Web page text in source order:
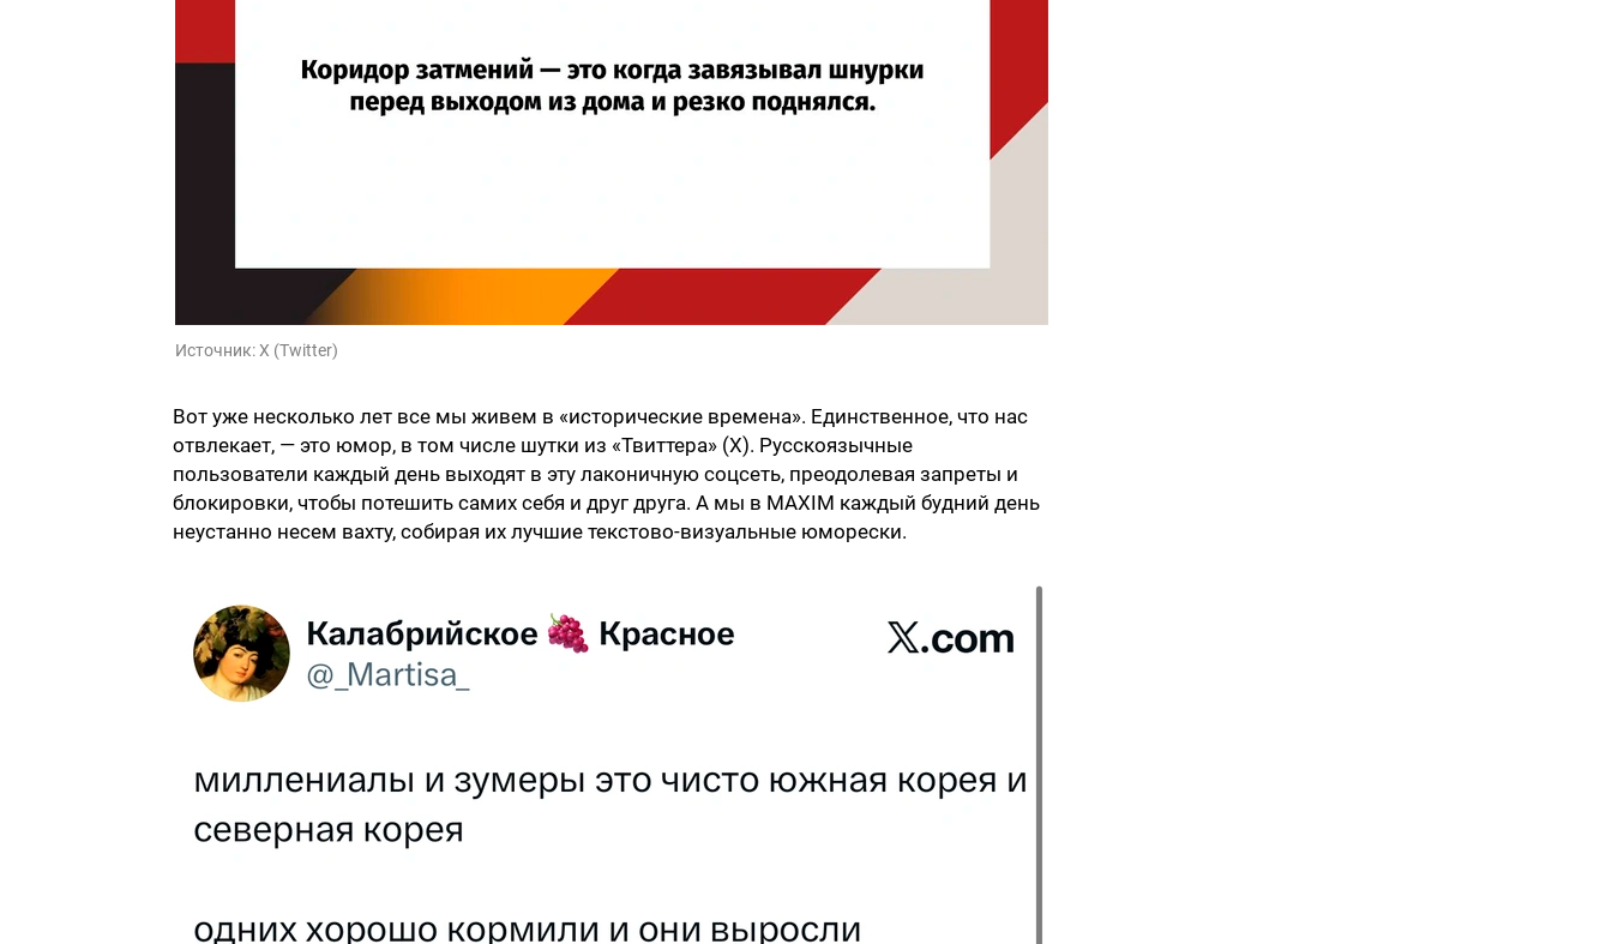
Источник:X (Twitter)
Вот уже несколько лет все мы живем в «исторические времена». Единственное, что нас
отвлекает, — это юмор, в том числе шутки из «Твиттера» (X). Русскоязычные
пользователи каждый день выходят в эту лаконичную соцсеть, преодолевая запреты и
блокировки, чтобы потешить самих себя и друг друга. А мы в MAXIM каждый будний день
неустанно несем вахту, собирая их лучшие текстово-визуальные юморески.